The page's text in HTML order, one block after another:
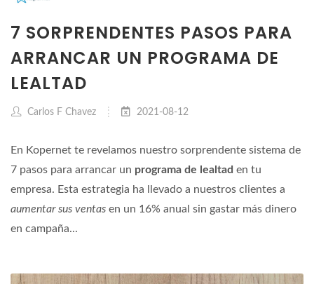
7 SORPRENDENTES PASOS PARA
ARRANCAR UN PROGRAMA DE
LEALTAD
Carlos F Chavez 2021-08-12
En Kopernet te revelamos nuestro sorprendente sistema de
7 pasos para arrancar un programa de lealtad en tu
empresa. Esta estrategia ha llevado a nuestros clientes a
aumentar sus ventas en un 16% anual sin gastar más dinero
en campaña...